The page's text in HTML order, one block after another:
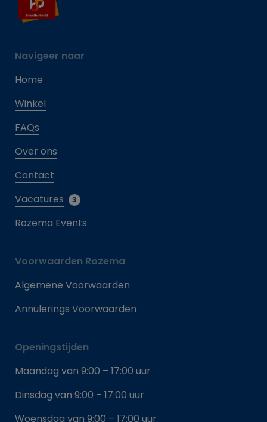
Navigeer naar
Home
Winkel
FAQs
Over ons
Contact
Vacatures
3
Rozema Events
Voorwaarden Rozema
Algemene Voorwaarden
Annulerings Voorwaarden
Openingstijden
Maandag van 9:00 – 17:00 uur
Dinsdag van 9:00 – 17:00 uur
Woensdag van 9:00 – 17:00 uur